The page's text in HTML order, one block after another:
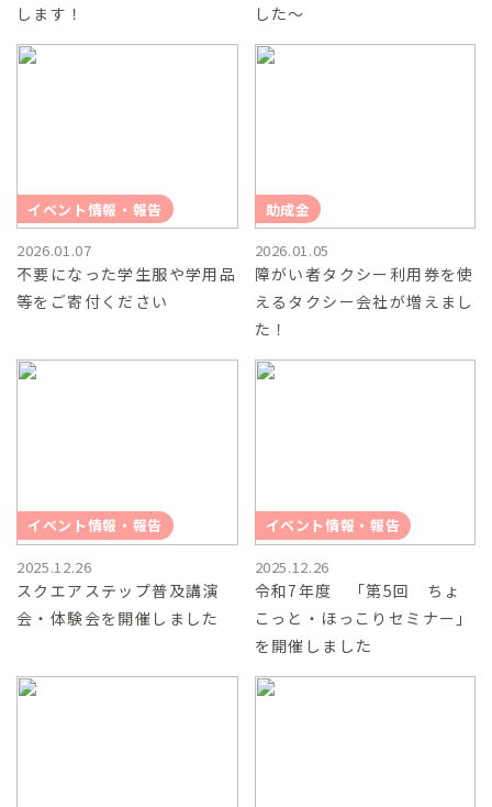
します！
した～
イベント情報・報告
2026.01.07
不要になった学生服や学用品
等をご寄付ください
助成金
2026.01.05
障がい者タクシー利用券を使
えるタクシー会社が増えまし
た！
イベント情報・報告
2025.12.26
スクエアステップ普及講演
会・体験会を開催しました
イベント情報・報告
2025.12.26
令和7年度 「第5回 ちょ
こっと・ほっこりセミナー」
を開催しました